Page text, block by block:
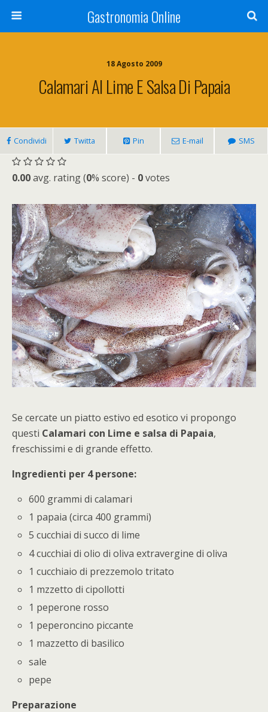
Gastronomia Online
18 Agosto 2009
Calamari Al Lime E Salsa Di Papaia
Condividi Twitta Pin E-mail SMS
0.00avg. rating (0% score) - 0votes
Se cercate un piatto estivo ed esotico vi propongo
questi Calamari con Lime e salsa di Papaia,
freschissimi e di grande effetto.
Ingredienti per 4 persone:
600 grammi di calamari
1 papaia (circa 400 grammi)
5 cucchiai di succo di lime
4 cucchiai di olio di oliva extravergine di oliva
1 cucchiaio di prezzemolo tritato
1 mzzetto di cipollotti
1 peperone rosso
1 peperoncino piccante
1 mazzetto di basilico
sale
pepe
Preparazione